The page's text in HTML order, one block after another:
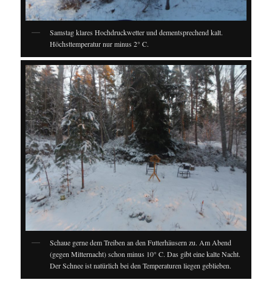
Samstag klares Hochdruckwetter und dementsprechend kalt.
Höchsttemperatur nur minus 2° C.
Schaue gerne dem Treiben an den Futterhäusern zu. Am Abend
(gegen Mitternacht) schon minus 10° C. Das gibt eine kalte Nacht.
Der Schnee ist natürlich bei den Temperaturen liegen geblieben.